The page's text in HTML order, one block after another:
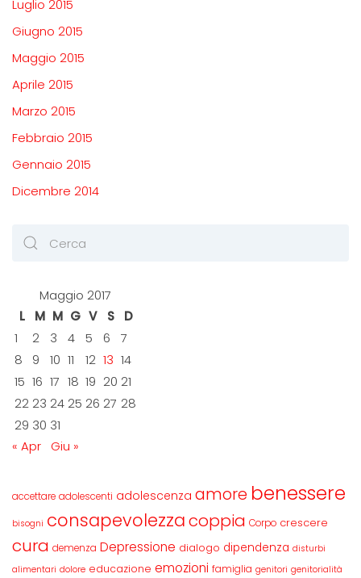
Luglio 2015
Giugno 2015
Maggio 2015
Aprile 2015
Marzo 2015
Febbraio 2015
Gennaio 2015
Dicembre 2014
Maggio 2017
L
M M G V S
D
1
2 3 4 5 6
7
8
9 10 11 12 13 14
15 16 17 18 19 20 21
22 23 24 25 26 27 28
29 30 31
« Apr
Giu »
accettare adolescenti adolescenza amore benessere
bisogni consapevolezzacoppia Corpo crescere
cura demenza Depressione dialogo dipendenza disturbi
alimentari dolore educazione emozioni famiglia genitori genitorialità